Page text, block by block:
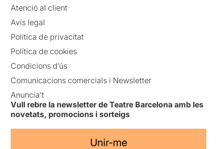
Atenció al client
Avís legal
Política de privacitat
Política de cookies
Condicions d’ús
Comunicacions comercials i Newsletter
Anuncia’t
Vull rebre la newsletter de Teatre Barcelona amb les
novetats, promocions i sorteigs
Unir-me